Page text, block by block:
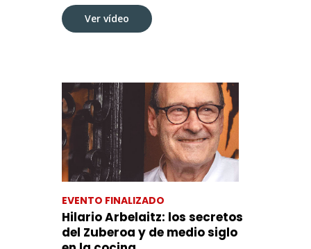
Ver vídeo
EVENTO FINALIZADO
Hilario Arbelaitz: los secretos
del Zuberoa y de medio siglo